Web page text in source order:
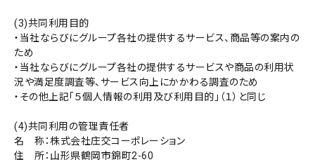
(3)共同利用目的
・当社ならびにグループ各社の提供するサービス、商品等の案内の
ため
・当社ならびにグループ各社の提供するサービスや商品の利用状
況や満足度調査等、サービス向上にかかわる調査のため
・その他上記「５個人情報の利用及び利用目的」（１）と同じ
(4)共同利用の管理責任者
名 称：株式会社庄交コーポレーション
住 所：山形県鶴岡市錦町2-60